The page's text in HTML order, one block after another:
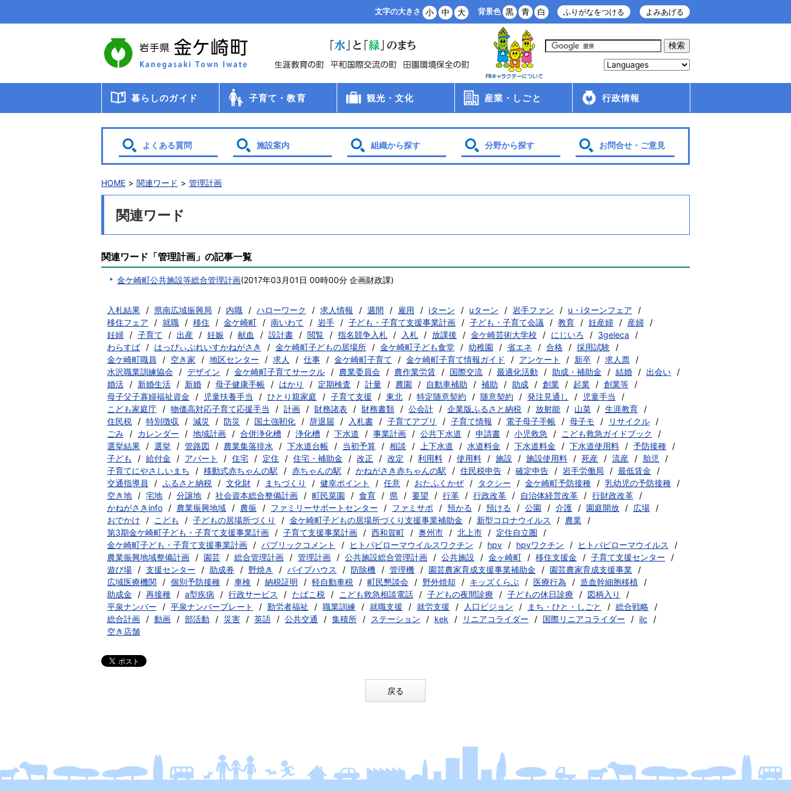
動
文字の大きさ 小 中 大 背景色 黒 青 白 ふりがなをつける よみあげる
暮らしのガイド 子育て・教育
保育
観光・文化 産業・しごと 行政情報
よくある質問 施設案内 組織から探す 分野から探す お問合せ・ご意見
HOME 関連ワード 管理計画
関連ワード
関連ワード「管理計画」の記事一覧
金ケ崎町公共施設等総合管理計画(2017年03月01日 00時00分 企画財政課)
入札結果 県南広域振興局 内職 ハローワーク 求人情報 週間 雇用 iターン uターン 岩手ファン
u・iターンフェア
移住フェア
就職 移住 金ケ崎町 南いわて 岩手 子ども・子育て支援事業計画 子ども・子育て会議 教育 妊産婦
産婦
妊婦
子育て 出産 妊娠 献血 設計書 閲覧 指名競争入札 入札 放課後 金ケ崎芸術大学校 にじいろ
3geleca
わらすば
はっぴぃぷれいすかねがさき 金ケ崎町子どもの居場所 金ケ崎町子ども食堂 幼稚園 省エネ 合格
採用試験
金ケ崎町職員
空き家 地区センター 求人 仕事 金ケ崎町子育て 金ケ崎町子育て情報ガイド アンケート 新卒
求人票
水沢職業訓練協会
デザイン 金ケ崎町子育てサークル 農業委員会 農作業労賃 国際交流 最適化活動 助成・補助金 結婚
出会い
婚活
新婚生活 新婚 母子健康手帳 はかり 定期検査 計量 農園 自動車補助 補助 助成 創業 起業
創業等
母子父子寡婦福祉資金
児童扶養手当 ひとり親家庭 子育て支援 東北 特定随意契約 随意契約 発注見通し
児童手当
こども家庭庁
物価高対応子育て応援手当 計画 財務諸表 財務書類 公会計 企業版ふるさと納税 放射能 山菜
生涯教育
住民税
特別徴収 減災 防災 国土強靭化 辞退届 入札書 子育てアプリ 子育て情報 電子母子手帳 母子モ
リサイクル
ごみ
カレンダー 地域計画 合併浄化槽 浄化槽 下水道 事業計画 公共下水道 申請書 小児救急
こども救急ガイドブック
選挙結果
選挙 管路図 農業集落排水 下水道台帳 当初予算 相談 上下水道 水道料金 下水道料金 下水道使用料
予防接種
子ども
給付金 アパート 住宅 定住 住宅・補助金 改正 改定 利用料 使用料 施設 施設使用料 死産 流産
胎児
子育てにやさしいまち
移動式赤ちゃんの駅 赤ちゃんの駅 かねがさき赤ちゃんの駅 住民税申告 確定申告 岩手労働局
最低賃金
交通指導員
ふるさと納税 文化財 まちづくり 健幸ポイント 任意 おたふくかぜ タクシー 金ケ崎町予防接種
乳幼児の予防接種
空き地
宅地 分譲地 社会資本総合整備計画 町民菜園 食育 県 要望 行革 行政改革 自治体経営改革
行財政改革
かねがさきinfo
農業振興地域 農振 ファミリーサポートセンター ファミサポ 預かる 預ける 公園 介護 園庭開放
広場
おでかけ
こども 子どもの居場所づくり 金ケ崎町子どもの居場所づくり支援事業補助金 新型コロナウイルス
農業
第3期金ケ崎町子ども・子育て支援事業計画
子育て支援事業計画 西和賀町 奥州市 北上市
定住自立圏
金ケ崎町子ども・子育て支援事業計画
パブリックコメント ヒトパピローマウイルスワクチン hpv hpvワクチン
ヒトパピローマウイルス
農業振興地域整備計画
園芸 総合管理計画 管理計画 公共施設総合管理計画 公共施設 金ヶ崎町 移住支援金
子育て支援センター
遊び場
支援センター 助成券 野焼き パイプハウス 防除機 管理機 園芸農家育成支援事業補助金
園芸農家育成支援事業
広域医療機関
個別予防接種 車検 納税証明 軽自動車税 町民懇談会 野外焼却 キッズくらぶ 医療行為
造血幹細胞移植
助成金
再接種 a型疾病 行政サービス たばこ税 こども救急相談電話 子どもの夜間診療 子どもの休日診療
図柄入り
平泉ナンバー
平泉ナンバープレート 勤労者福祉 職業訓練 就職支援 就労支援 人口ビジョン まち・ひと・しごと
総合戦略
総合計画
動画 部活動 災害 英語 公共交通 集積所 ステーション kek リニアコライダー 国際リニアコライダー
ilc
空き店舗
戻る